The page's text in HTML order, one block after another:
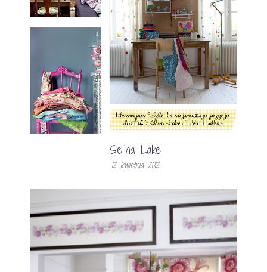
Selina Lake
12 kwietnia 2012